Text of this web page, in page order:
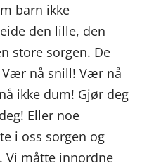
barn ikke
den lille, den
store sorgen. De
nå snill! Vær nå
ikke dum! Gjør deg
Eller noe
i oss sorgen og
måtte innordne